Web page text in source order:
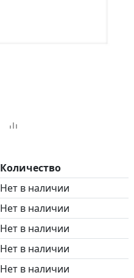
Количество
Нет в наличии
Нет в наличии
Нет в наличии
Нет в наличии
Нет в наличии